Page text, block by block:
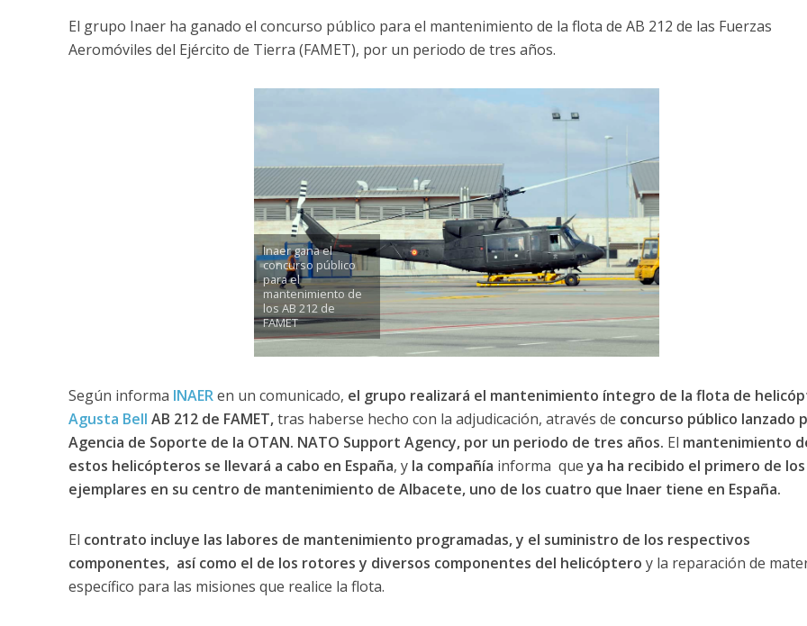
El grupo Inaer ha ganado el concurso público para el mantenimiento de la flota de AB 212 de las Fuerzas
Aeromóviles del Ejército de Tierra (FAMET), por un periodo de tres años.
Inaer gana el
concurso público
para el
mantenimiento de
los AB 212 de
FAMET
Según informa INAERen un comunicado, el grupo realizará el mantenimiento íntegro de la flota de
Agusta Bell AB 212 de FAMET,tras haberse hecho con la adjudicación, através de concurso público lanzado
Agencia de Soporte de la OTAN. NATO Support Agency, por un periodo de tres años. El mantenimiento
estos helicópteros se llevará a cabo en España, y la compañía informa queya ha recibido el primero de los
ejemplares en su centro de mantenimiento de Albacete, uno de los cuatro que Inaer tiene en España.
El contrato incluye las labores de mantenimiento programadas, y el suministro de los respectivos
componentes, así como el de los rotores y diversos componentes del helicóptero y la reparación de
específico para las misiones que realice la flota.